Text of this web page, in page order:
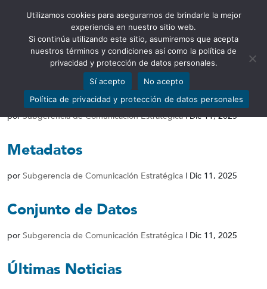
Abrir barra de herramientas
Diccionario de Datos
porSubgerencia de Comunicación Estratégica|Dic 11, 2025
Metadatos
por Subgerencia de Comunicación Estratégica | Dic 11, 2025
Conjunto de Datos
por Subgerencia de Comunicación Estratégica | Dic 11, 2025
Últimas Noticias
Utilizamos cookies para asegurarnos de brindarle la mejor
experiencia en nuestro sitio web.
Si continúa utilizando este sitio, asumiremos que acepta
nuestros términos y condiciones así como la política de
privacidad y protección de datos personales.
Sí acepto
No acepto
Política de privacidad y protección de datos personales